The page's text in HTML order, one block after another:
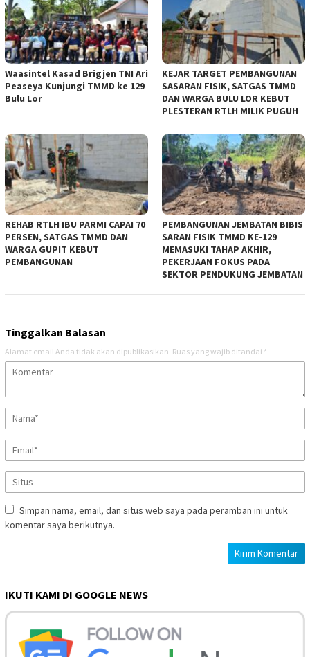
Waasintel Kasad Brigjen TNI Ari
Peaseya Kunjungi TMMD ke 129
Bulu Lor
KEJAR TARGET PEMBANGUNAN
SASARAN FISIK, SATGAS TMMD
DAN WARGA BULU LOR KEBUT
PLESTERAN RTLH MILIK PUGUH
REHAB RTLH IBU PARMI CAPAI 70
PERSEN, SATGAS TMMD DAN
WARGA GUPIT KEBUT
PEMBANGUNAN
PEMBANGUNAN JEMBATAN BIBIS
SARAN FISIK TMMD KE-129
MEMASUKI TAHAP AKHIR,
PEKERJAAN FOKUS PADA
SEKTOR PENDUKUNG JEMBATAN
Tinggalkan Balasan
Alamat email Anda tidak akan dipublikasikan. Ruas yang wajib ditandai *
Simpan nama, email, dan situs web saya pada peramban ini untuk
komentar saya berikutnya.
IKUTI KAMI DI GOOGLE NEWS